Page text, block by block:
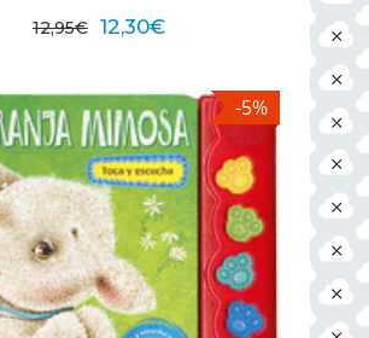
12,95€ 12,30€
-5%